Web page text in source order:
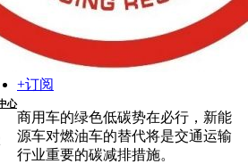
心
+订阅
商用车的绿色低碳势在必行，新能
源车对燃油车的替代将是交通运输
行业重要的碳减排措施。